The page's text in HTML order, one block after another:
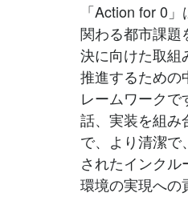
「Action for 0
関わる都市課題
決に向けた取組
推進するための
レームワークで
話、実装を組み
で、より清潔で
されたインクル
環境の実現への